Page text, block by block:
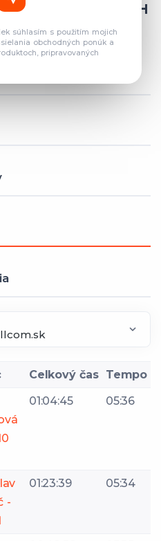
súhlasím s použitím mojich
obchodných ponúk a
pripravovaných
REGISTROVANÝCH
Celkový čas Tempo
01:04:45 05:36
-
01:23:39 05:34